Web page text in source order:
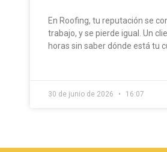
En Roofing, tu reputación se
trabajo, y se pierde igual. Un
horas sin saber dónde está tu
30 de junio de 2026 16:07